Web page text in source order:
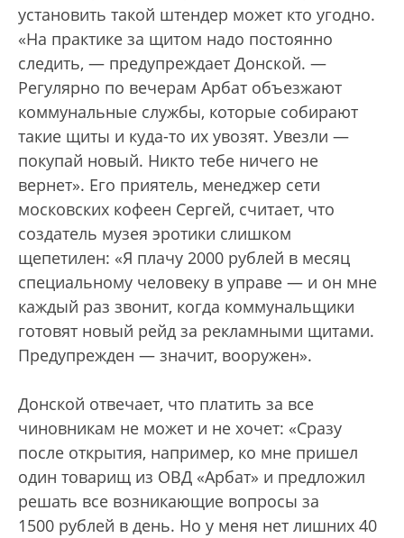
установить такой штендер может кто угодно.
«На практике за щитом надо постоянно
следить, — предупреждает Донской. —
Регулярно по вечерам Арбат объезжают
коммунальные службы, которые собирают
такие щиты и куда-то их увозят. Увезли —
покупай новый. Никто тебе ничего не
вернет». Его приятель, менеджер сети
московских кофеен Сергей, считает, что
создатель музея эротики слишком
щепетилен: «Я плачу 2000 рублей в месяц
специальному человеку в управе — и он мне
каждый раз звонит, когда коммунальщики
готовят новый рейд за рекламными щитами.
Предупрежден — значит, вооружен».
Донской отвечает, что платить за все
чиновникам не может и не хочет: «Сразу
после открытия, например, ко мне пришел
один товарищ из ОВД «Арбат» и предложил
решать все возникающие вопросы за
1500 рублей в день. Но у меня нет лишних 40